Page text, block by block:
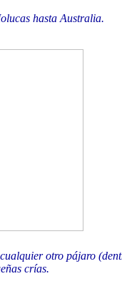
hasta Australia.
otro pájaro
crías.